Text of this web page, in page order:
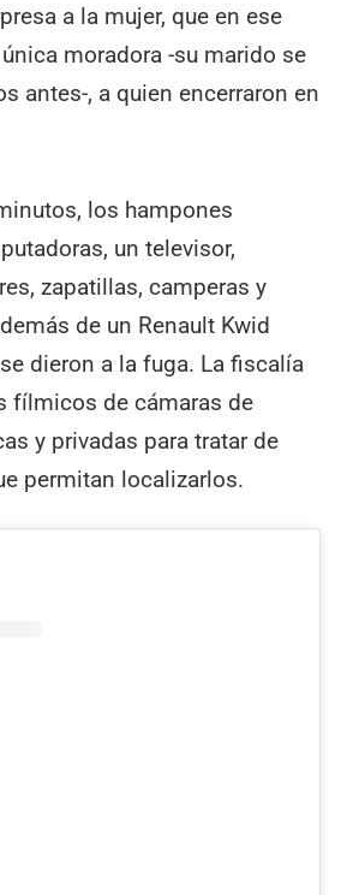
a la mujer, que en ese
moradora -su marido se
antes-, a quien encerraron en
los hampones
un televisor,
zapatillas, camperas y
de un Renault Kwid
dieron a la fuga. La fiscalía
fílmicos de cámaras de
y privadas para tratar de
permitan localizarlos.